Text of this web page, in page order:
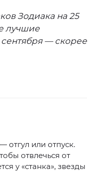
Зодиака на 25
лучшие
сентября — скорее
или отпуск.
отвлечься от
у «станка», звезды